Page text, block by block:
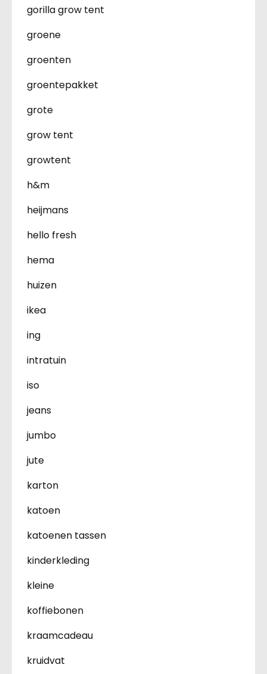
gorilla grow tent
groene
groenten
groentepakket
grote
grow tent
growtent
h&m
heijmans
hello fresh
hema
huizen
ikea
ing
intratuin
iso
jeans
jumbo
jute
karton
katoen
katoenen tassen
kinderkleding
kleine
koffiebonen
kraamcadeau
kruidvat